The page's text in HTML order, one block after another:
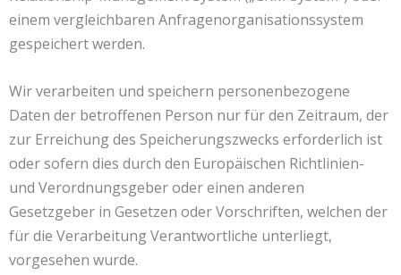
einem vergleichbaren Anfragenorganisationssystem
gespeichert werden.
Wir verarbeiten und speichern personenbezogene
Daten der betroffenen Person nur für den Zeitraum, der
zur Erreichung des Speicherungszwecks erforderlich ist
oder sofern dies durch den Europäischen Richtlinien-
und Verordnungsgeber oder einen anderen
Gesetzgeber in Gesetzen oder Vorschriften, welchen der
für die Verarbeitung Verantwortliche unterliegt,
vorgesehen wurde.